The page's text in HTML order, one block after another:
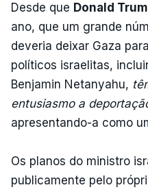
Desde que Donald
ano, que um grande
deveria deixar Gaza para
políticos israelitas,
Benjamin Netanyahu,
entusiasmo a
apresentando-a como
Os planos do ministro
publicamente pelo